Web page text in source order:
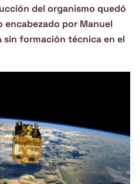
del organismo quedó
encabezado por Manuel
formación técnica en el